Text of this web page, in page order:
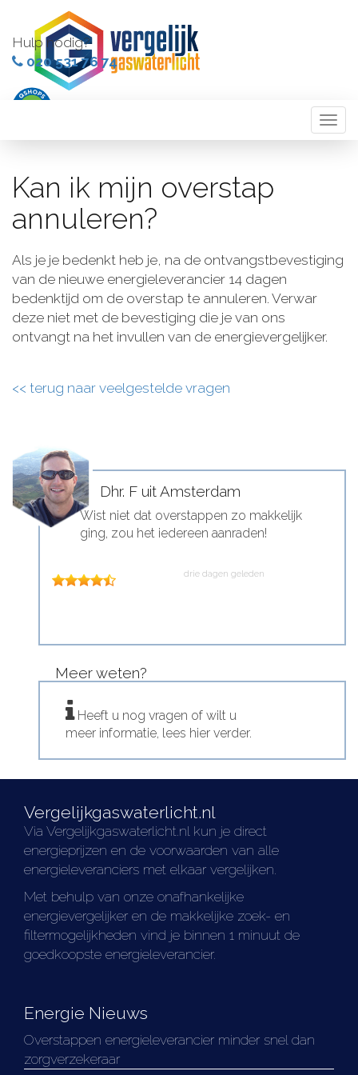
Hulp nodig?
020 531 76 74
Kan ik mijn overstap
annuleren?
Als je je bedenkt heb je, na de ontvangstbevestiging
van de nieuwe energieleverancier 14 dagen
bedenktijd om de overstap te annuleren. Verwar
deze niet met de bevestiging die je van ons
ontvangt na het invullen van de energievergelijker.
<< terug naar veelgestelde vragen
Dhr. F uit Amsterdam
Wist niet dat overstappen zo makkelijk
ging, zou het iedereen aanraden!
drie dagen geleden
Meer weten?
Heeft u nog vragen of wilt u
meer informatie, lees hier verder.
Vergelijkgaswaterlicht.nl
Via Vergelijkgaswaterlicht.nl kun je direct
energieprijzen en de voorwaarden van alle
energieleveranciers met elkaar vergelijken.
Met behulp van onze onafhankelijke
energievergelijker en de makkelijke zoek- en
filtermogelijkheden vind je binnen 1 minuut de
goedkoopste energieleverancier.
Energie Nieuws
Overstappen energieleverancier minder snel dan
zorgverzekeraar